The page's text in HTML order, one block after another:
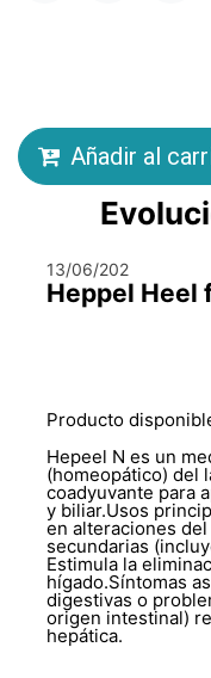
Añadir al
13/06/202
Heppel Heel
Producto
Hepeel N es un
(homeopático) del
coadyuvante para
y biliar.Usos
en alteraciones
secundarias
Estimula la
hígado.Síntomas
digestivas o
origen intestinal)
hepática.